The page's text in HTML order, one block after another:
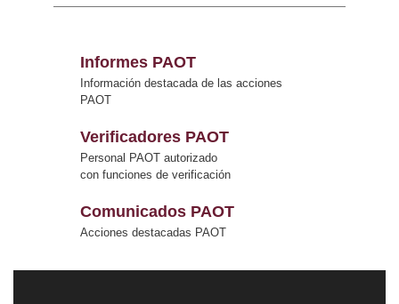
Informes PAOT
Información destacada de las acciones
PAOT
Verificadores PAOT
Personal PAOT autorizado
con funciones de verificación
Comunicados PAOT
Acciones destacadas PAOT